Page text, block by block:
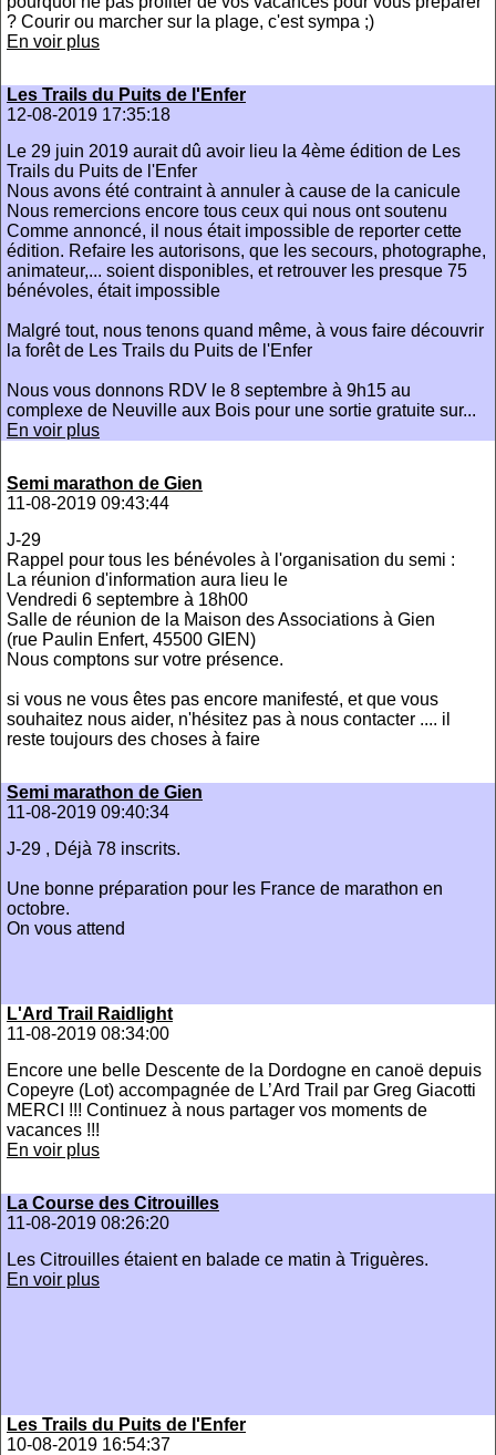
? Courir ou marcher sur la plage, c'est sympa ;)
En voir plus
Les Trails du Puits de l'Enfer
12-08-2019 17:35:18
Le 29 juin 2019 aurait dû avoir lieu la 4ème édition de Les
Trails du Puits de l'Enfer
Nous avons été contraint à annuler à cause de la canicule
Nous remercions encore tous ceux qui nous ont soutenu
Comme annoncé, il nous était impossible de reporter cette
édition. Refaire les autorisons, que les secours, photographe,
animateur,... soient disponibles, et retrouver les presque 75
bénévoles, était impossible
Malgré tout, nous tenons quand même, à vous faire découvrir
la forêt de Les Trails du Puits de l'Enfer
Nous vous donnons RDV le 8 septembre à 9h15 au
complexe de Neuville aux Bois pour une sortie gratuite sur...
En voir plus
Semi marathon de Gien
11-08-2019 09:43:44
J-29
Rappel pour tous les bénévoles à l'organisation du semi :
La réunion d'information aura lieu le
Vendredi 6 septembre à 18h00
Salle de réunion de la Maison des Associations à Gien
(rue Paulin Enfert, 45500 GIEN)
Nous comptons sur votre présence.
si vous ne vous êtes pas encore manifesté, et que vous
souhaitez nous aider, n'hésitez pas à nous contacter .... il
reste toujours des choses à faire
Semi marathon de Gien
11-08-2019 09:40:34
J-29 , Déjà 78 inscrits.
Une bonne préparation pour les France de marathon en
octobre.
On vous attend
L'Ard Trail Raidlight
11-08-2019 08:34:00
Encore une belle Descente de la Dordogne en canoë depuis
Copeyre (Lot) accompagnée de L’Ard Trail par Greg Giacotti
MERCI !!! Continuez à nous partager vos moments de
vacances !!!
En voir plus
La Course des Citrouilles
11-08-2019 08:26:20
Les Citrouilles étaient en balade ce matin à Triguères.
En voir plus
Les Trails du Puits de l'Enfer
10-08-2019 16:54:37